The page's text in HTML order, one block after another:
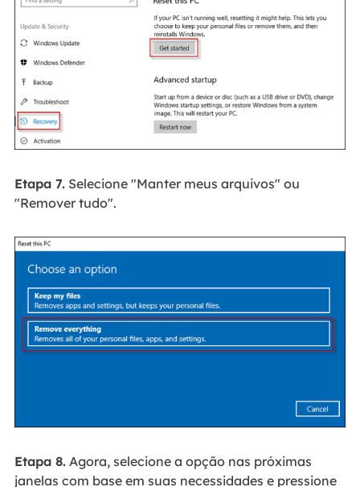
Etapa 7.Selecione "Manter meus arquivos" ou
"Remover tudo".
Etapa 8.Agora, selecione a opção nas próximas
janelas com base em suas necessidades e pressione